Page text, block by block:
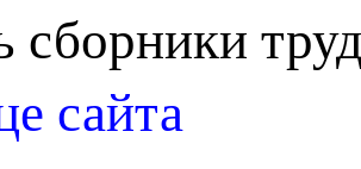
сборники
сайта